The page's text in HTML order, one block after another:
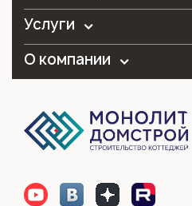
Услуги
О компании